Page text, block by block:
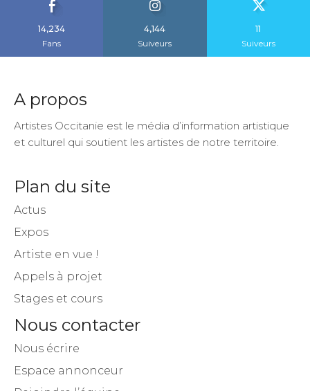
14,234
Fans
4,144
Suiveurs
11
Suiveurs
A propos
Artistes Occitanie est le média d’information artistique
et culturel qui soutient les artistes de notre territoire.
Plan du site
Actus
Expos
Artiste en vue !
Appels à projet
Stages et cours
Nous contacter
Nous écrire
Espace annonceur